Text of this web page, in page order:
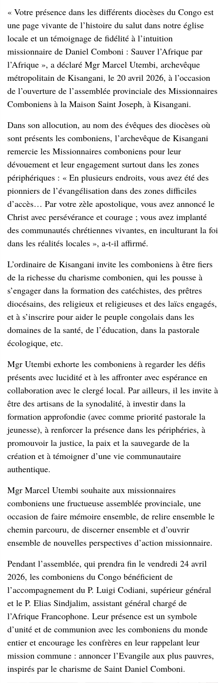
de l’ouverture de l’assemblée provinciale des Missionnaires
Comboniens à la Maison Saint Joseph, à Kisangani.
Dans son allocution, au nom des évêques des diocèses où
sont présents les comboniens, l’archevêque de Kisangani
remercie les Missionnaires comboniens pour leur
dévouement et leur engagement surtout dans les zones
périphériques : « En plusieurs endroits, vous avez été des
d’accès… Par votre zèle apostolique, vous avez annoncé le
Christ avec persévérance et courage ; vous avez implanté
des communautés chrétiennes vivantes, en inculturant la foi
dans les réalités locales », a-t-il affirmé.
L’ordinaire de Kisangani invite les comboniens à être fiers
de la richesse du charisme combonien, qui les pousse à
s’engager dans la formation des catéchistes, des prêtres
diocésains, des religieux et religieuses et des laïcs engagés,
et à s’inscrire pour aider le peuple congolais dans les
écologique, etc.
Mgr Utembi exhorte les comboniens à regarder les défis
présents avec lucidité et à les affronter avec espérance en
collaboration avec le clergé local. Par ailleurs, il les invite à
être des artisans de la synodalité, à investir dans la
formation approfondie (avec comme priorité pastorale la
promouvoir la justice, la paix et la sauvegarde de la
création et à témoigner d’une vie communautaire
authentique.
Mgr Marcel Utembi souhaite aux missionnaires
comboniens une fructueuse assemblée provinciale, une
occasion de faire mémoire ensemble, de relire ensemble le
chemin parcouru, de discerner ensemble et d’ouvrir
ensemble de nouvelles perspectives d’action missionnaire.
Pendant l’assemblée, qui prendra fin le vendredi 24 avril
2026, les comboniens du Congo bénéficient de
l’accompagnement du P. Luigi Codiani, supérieur général
et le P. Elias Sindjalim, assistant général chargé de
l’Afrique Francophone. Leur présence est un symbole
entier et encourage les confrères en leur rappelant leur
mission commune : annoncer l’Evangile aux plus pauvres,
inspirés par le charisme de Saint Daniel Comboni.